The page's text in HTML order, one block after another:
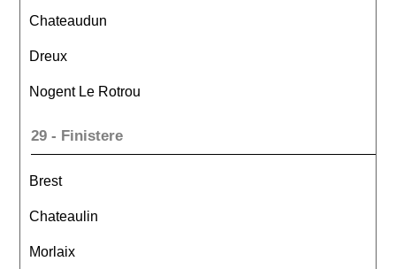
Chateaudun
Dreux
Nogent Le Rotrou
29 - Finistere
Brest
Chateaulin
Morlaix